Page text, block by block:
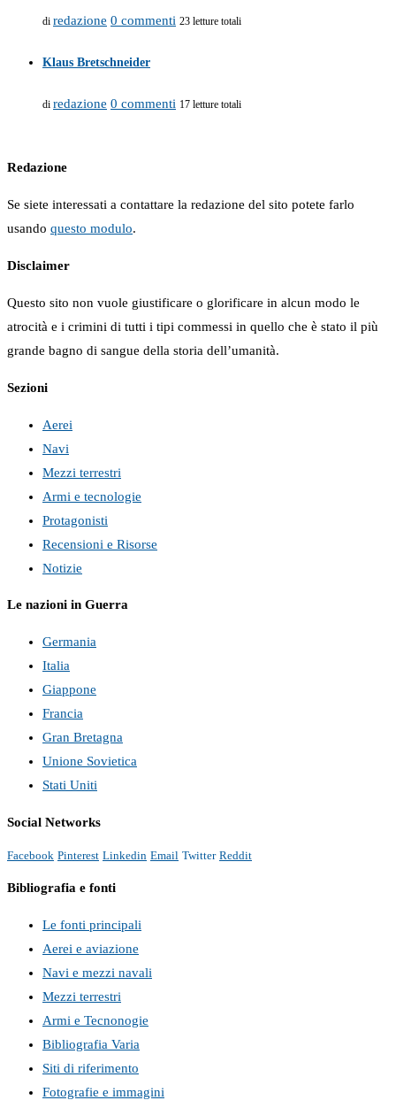
di redazione 0 commenti 23 letture totali
Klaus Bretschneider
di redazione 0 commenti 17 letture totali
Redazione
Se siete interessati a contattare la redazione del sito potete farlo
usando questo modulo.
Disclaimer
Questo sito non vuole giustificare o glorificare in alcun modo le
atrocità e i crimini di tutti i tipi commessi in quello che è stato il più
grande bagno di sangue della storia dell’umanità.
Sezioni
Aerei
Navi
Mezzi terrestri
Armi e tecnologie
Protagonisti
Recensioni e Risorse
Notizie
Le nazioni in Guerra
Germania
Italia
Giappone
Francia
Gran Bretagna
Unione Sovietica
Stati Uniti
Social Networks
Facebook Pinterest Linkedin Email Twitter Reddit
Bibliografia e fonti
Le fonti principali
Aerei e aviazione
Navi e mezzi navali
Mezzi terrestri
Armi e Tecnonogie
Bibliografia Varia
Siti di riferimento
Fotografie e immagini